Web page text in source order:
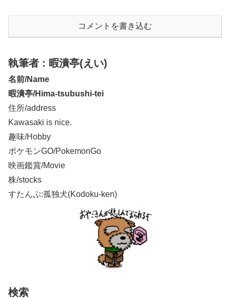
コメントを書き込む
執筆者 : 暇潰亭(えい)
名前/Name
暇潰亭/Hima-tsubushi-tei
住所/address
Kawasaki is nice.
趣味/Hobby
ポケモンGO/PokemonGo
映画鑑賞/Movie
株/stocks
すたんぷ:孤独犬(Kodoku-ken)
検索